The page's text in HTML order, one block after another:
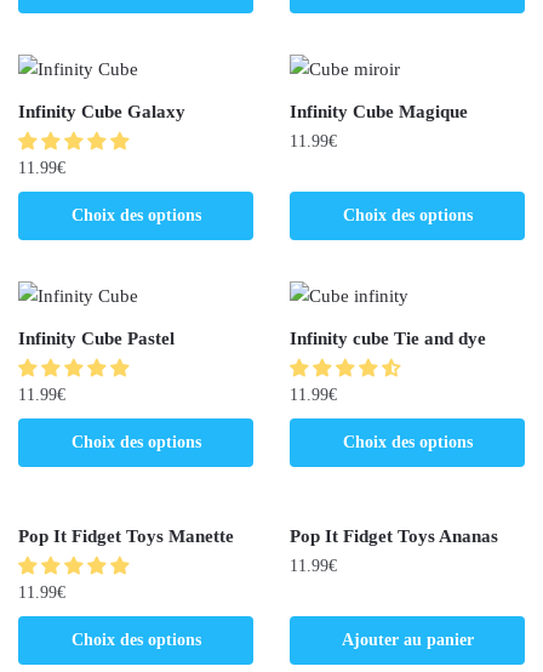
Infinity Cube Galaxy
11.99€
Choix des options
Infinity Cube Magique
11.99€
Choix des options
Infinity Cube Pastel
11.99€
Choix des options
Infinity cube Tie and dye
11.99€
Choix des options
Pop It Fidget Toys Manette
11.99€
Choix des options
Pop It Fidget Toys Ananas
11.99€
Ajouter au panier